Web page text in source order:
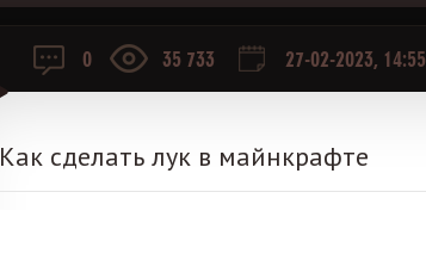
0 35 733 27-02-2023, 14:55
Как сделать лук в майнкрафте